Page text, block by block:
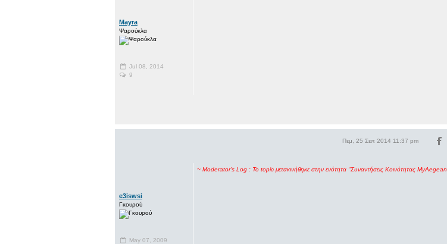
Mayra
Ψαρούκλα
Jul 08, 2014
9
Πεμ, 25 Σεπ 2014 11:37 pm
e3iswsi
Γκουρού
May 07, 2009
~ Moderator's Log : To topic μετακινήθηκε στην ενότητα "Συναντήσεις Κοινότητας